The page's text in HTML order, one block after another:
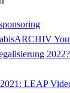
LEAP